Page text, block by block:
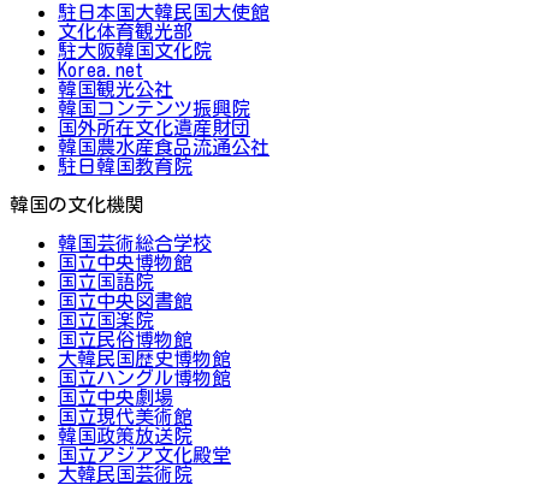
駐日本国大韓民国大使館
文化体育観光部
駐大阪韓国文化院
Korea.net
韓国観光公社
韓国コンテンツ振興院
国外所在文化遺産財団
韓国農水産食品流通公社
駐日韓国教育院
韓国の文化機関
韓国芸術総合学校
国立中央博物館
国立国語院
国立中央図書館
国立国楽院
国立民俗博物館
大韓民国歴史博物館
国立ハングル博物館
国立中央劇場
国立現代美術館
韓国政策放送院
国立アジア文化殿堂
大韓民国芸術院